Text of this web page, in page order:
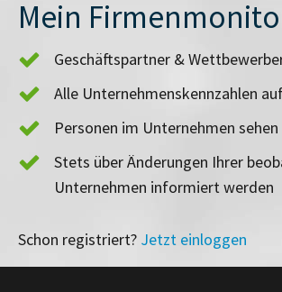
Mein
Geschäftspartner &
Alle Unternehmenskennzahlen
Personen im Unternehmen sehen
Stets über Änderungen Ihrer
Unternehmen informiert werden
Schon registriert? Jetzt einloggen